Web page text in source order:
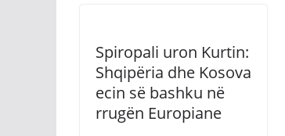
Spiropali uron Kurtin:
Shqipëria dhe Kosova
ecin së bashku në
rrugën Europiane